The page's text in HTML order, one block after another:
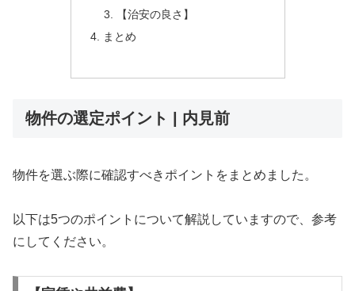
【治安の良さ】
まとめ
物件の選定ポイント | 内見前
物件を選ぶ際に確認すべきポイントをまとめました。
以下は5つのポイントについて解説していますので、参考
にしてください。